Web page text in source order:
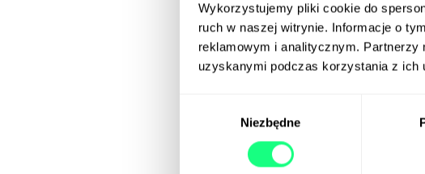
Wykorzystujemy pliki cookie do
ruch w naszej witrynie. Informacje o
reklamowym i analitycznym. Partnerzy
uzyskanymi podczas korzystania z ich
Niezbędne
Myszka
Czy wiesz, że 1
świętować, bo